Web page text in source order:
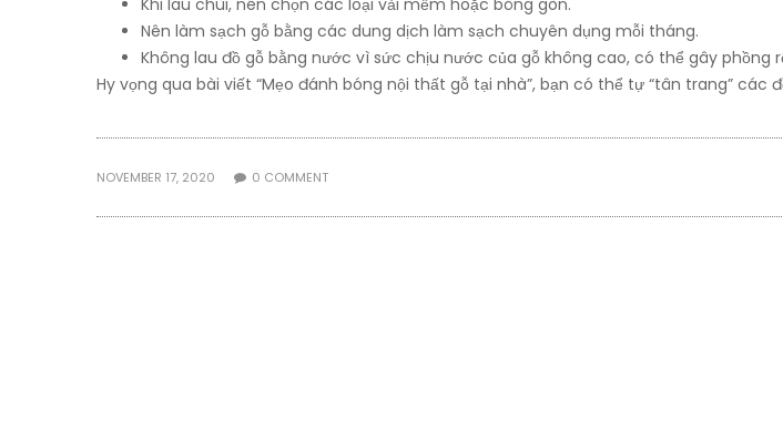
Khi lau chùi, nên chọn các loại vải mềm hoặc bông gòn.
Nên làm sạch gỗ bằng các dung dịch làm sạch chuyên dụng mỗi tháng.
Không lau đồ gỗ bằng nước vì sức chịu nước của gỗ không cao, có thể gây phồng
Hy vọng qua bài viết “Mẹo đánh bóng nội thất gỗ tại nhà”, bạn có thể tự “tân trang” các
NOVEMBER 17, 2020 0 COMMENT